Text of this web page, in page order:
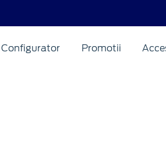
Configurator Promotii